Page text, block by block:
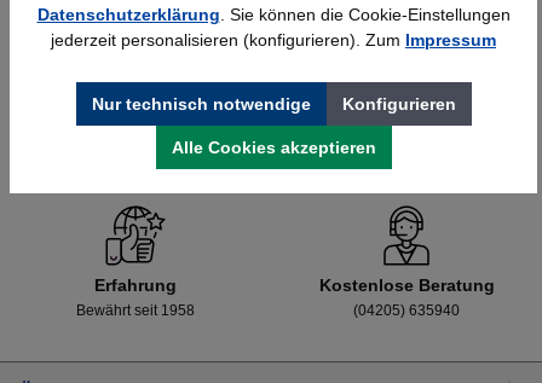
Schnelle Lieferung
Bundesweit
Topmarken
Faire Preise
Erfahrung
Bewährt seit 1958
Kostenlose Beratung
(04205) 635940
Datenschutzerklärung . Sie können die Cookie-Einstellungen
jederzeit personalisieren (konfigurieren). Zum Impressum
Nur technisch notwendige Konfigurieren
Alle Cookies akzeptieren